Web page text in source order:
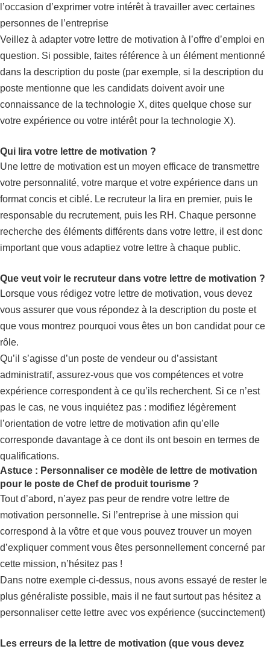
l’occasion d’exprimer votre intérêt à travailler avec certaines
personnes de l’entreprise
Veillez à adapter votre lettre de motivation à l’offre d’emploi en
question. Si possible, faites référence à un élément mentionné
dans la description du poste (par exemple, si la description du
poste mentionne que les candidats doivent avoir une
connaissance de la technologie X, dites quelque chose sur
votre expérience ou votre intérêt pour la technologie X).
Qui lira votre lettre de motivation ?
Une lettre de motivation est un moyen efficace de transmettre
votre personnalité, votre marque et votre expérience dans un
format concis et ciblé. Le recruteur la lira en premier, puis le
responsable du recrutement, puis les RH. Chaque personne
recherche des éléments différents dans votre lettre, il est donc
important que vous adaptiez votre lettre à chaque public.
Que veut voir le recruteur dans votre lettre de motivation ?
Lorsque vous rédigez votre lettre de motivation, vous devez
vous assurer que vous répondez à la description du poste et
que vous montrez pourquoi vous êtes un bon candidat pour ce
rôle.
Qu’il s’agisse d’un poste de vendeur ou d’assistant
administratif, assurez-vous que vos compétences et votre
expérience correspondent à ce qu’ils recherchent. Si ce n’est
pas le cas, ne vous inquiétez pas : modifiez légèrement
l’orientation de votre lettre de motivation afin qu’elle
corresponde davantage à ce dont ils ont besoin en termes de
qualifications.
Astuce : Personnaliser ce modèle de lettre de motivation
pour le poste de Chef de produit tourisme ?
Tout d’abord, n’ayez pas peur de rendre votre lettre de
motivation personnelle. Si l’entreprise à une mission qui
correspond à la vôtre et que vous pouvez trouver un moyen
d’expliquer comment vous êtes personnellement concerné par
cette mission, n’hésitez pas !
Dans notre exemple ci-dessus, nous avons essayé de rester le
plus généraliste possible, mais il ne faut surtout pas hésitez a
personnaliser cette lettre avec vos expérience (succinctement)
Les erreurs de la lettre de motivation (que vous devez